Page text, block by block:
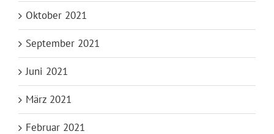
Oktober 2021
September 2021
Juni 2021
März 2021
Februar 2021